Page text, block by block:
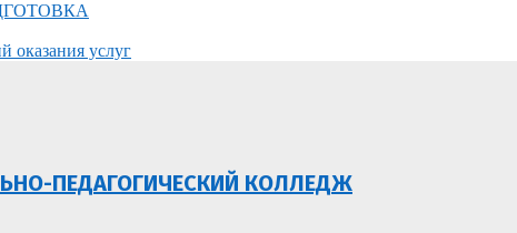
оказания услуг
ПЕДАГОГИЧЕСКИЙ КОЛЛЕДЖ